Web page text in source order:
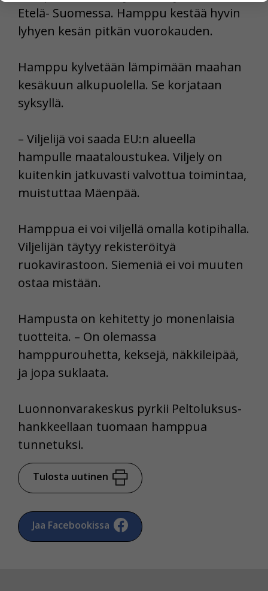
Etelä- Suomessa. Hamppu kestää hyvin
lyhyen kesän pitkän vuorokauden.
Hamppu kylvetään lämpimään maahan
kesäkuun alkupuolella. Se korjataan
syksyllä.
– Viljelijä voi saada EU:n alueella
hampulle maataloustukea. Viljely on
kuitenkin jatkuvasti valvottua toimintaa,
muistuttaa Mäenpää.
Hamppua ei voi viljellä omalla kotipihalla.
Viljelijän täytyy rekisteröityä
ruokavirastoon. Siemeniä ei voi muuten
ostaa mistään.
Hampusta on kehitetty jo monenlaisia
tuotteita. – On olemassa
hamppurouhetta, keksejä, näkkileipää,
ja jopa suklaata.
Luonnonvarakeskus pyrkii Peltoluksus-
hankkeellaan tuomaan hamppua
tunnetuksi.
Tulosta uutinen
Jaa Facebookissa
yksittäiseen käyttäjään.
Voit valita, hyväksytkö näiden evästeiden käytön.